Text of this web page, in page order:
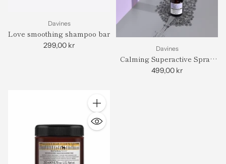
Davines
Love smoothing shampoo bar
299,00 kr Davines
Calming Superactive Spray
100ml
499,00 kr
Antall